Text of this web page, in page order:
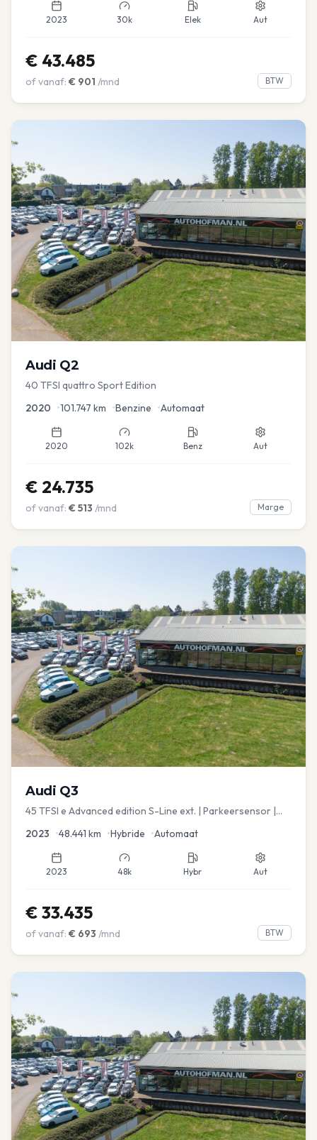
2023 30k Elek Aut
€ 43.485
of vanaf: € 901 /mnd BTW
Audi Q2
40 TFSI quattro Sport Edition
2020 •101.747 km •Benzine •Automaat
2020 102k Benz Aut
€ 24.735
of vanaf: € 513 /mnd Marge
Audi Q3
45 TFSI e Advanced edition S-Line ext. | Parkeersensor |
2023 •48.441 km •Hybride •Automaat
2023 48k Hybr Aut
€ 33.435
of vanaf: € 693 /mnd BTW